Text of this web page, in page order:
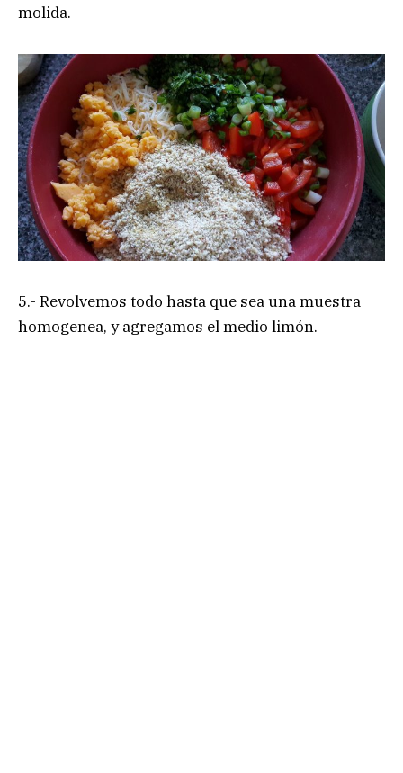
molida.
5.- Revolvemos todo hasta que sea una muestra
homogenea, y agregamos el medio limón.